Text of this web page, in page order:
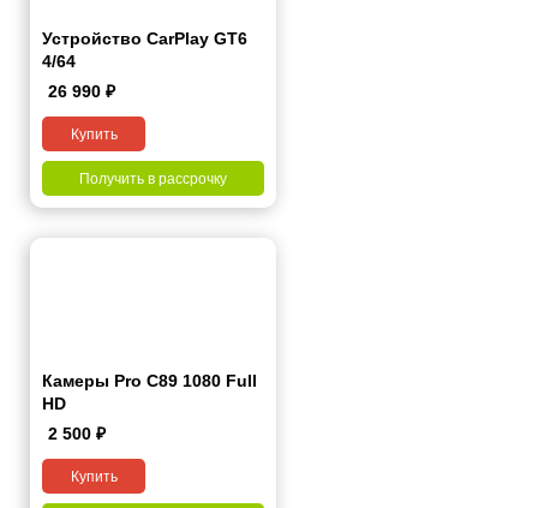
Устройство CarPlay GT6
4/64
26 990 ₽
Купить
Получить в рассрочку
Камеры Pro C89 1080 Full
HD
2 500 ₽
Купить